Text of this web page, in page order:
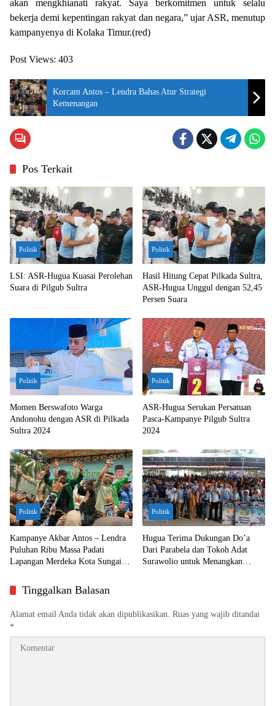
akan mengkhianati rakyat. Saya berkomitmen untuk selalu
bekerja demi kepentingan rakyat dan negara,” ujar ASR, menutup
kampanyenya di Kolaka Timur.(red)
Post Views: 403
Korcam Antos – Lendra Bahas Atur Strategi
Kemenangan
Pos Terkait
Politik
LSI: ASR-Hugua Kuasai Perolehan
Suara di Pilgub Sultra
Politik
Hasil Hitung Cepat Pilkada Sultra,
ASR-Hugua Unggul dengan 52,45
Persen Suara
Politik
Momen Berswafoto Warga
Andonohu dengan ASR di Pilkada
Sultra 2024
Politik
ASR-Hugua Serukan Persatuan
Pasca-Kampanye Pilgub Sultra
2024
Politik
Kampanye Akbar Antos – Lendra
Puluhan Ribu Massa Padati
Lapangan Merdeka Kota Sungai
Politik
Hugua Terima Dukungan Do’a
Dari Parabela dan Tokoh Adat
Surawolio untuk Menangkan
Tinggalkan Balasan
Alamat email Anda tidak akan dipublikasikan. Ruas yang wajib ditandai
*